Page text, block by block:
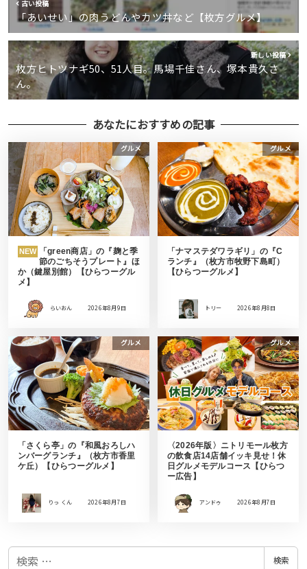
古い投稿
「あいせい」の肉うどんやカツ丼など【枚方グルメ】
新しい投稿
枚方ヒトツナギ50、51人目。馬場千佳さん、塚本貴久さ
ん。
あなたにおすすめの記事
グルメ
NEW
「green商店」の『麹と季
節のごちそうプレート』ほ
か（鍵屋別館）【ひらつーグル
メ】
らいおん 2026年8月9日
グルメ
「ナマステダワラギリ」の『C
ランチ』（枚方市牧野下島町）
【ひらつーグルメ】
トリー 2026年8月8日
グルメ
「さくら亭」の『和風おろしハ
ンバーグランチ』（枚方市香里
ケ丘）【ひらつーグルメ】
りっ くん 2026年8月7日
グルメ
〈2026年版〉ニトリモール枚方
の飲食店14店舗イッキ見せ！休
日グルメモデルコース【ひらつ
ー広告】
アンドゥ 2026年8月7日
検
検索